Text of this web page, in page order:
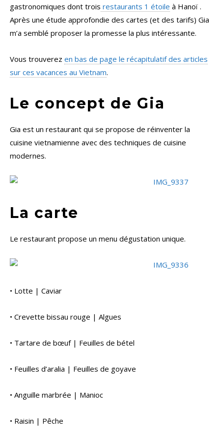
gastronomiques dont trois restaurants 1 étoile à Hanoï .
Après une étude approfondie des cartes (et des tarifs) Gia
m’a semblé proposer la promesse la plus intéressante.
Vous trouverez en bas de page le récapitulatif des articles
sur ces vacances au Vietnam.
Le concept de Gia
Gia est un restaurant qui se propose de réinventer la
cuisine vietnamienne avec des techniques de cuisine
modernes.
La carte
Le restaurant propose un menu dégustation unique.
• Lotte | Caviar
• Crevette bissau rouge | Algues
• Tartare de bœuf | Feuilles de bétel
• Feuilles d’aralia | Feuilles de goyave
• Anguille marbrée | Manioc
• Raisin | Pêche